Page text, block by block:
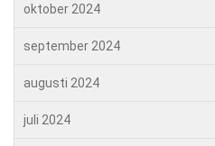
oktober 2024
september 2024
augusti 2024
juli 2024